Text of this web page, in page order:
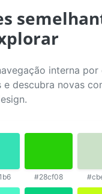
interna por
e descubra novas
#28cf08